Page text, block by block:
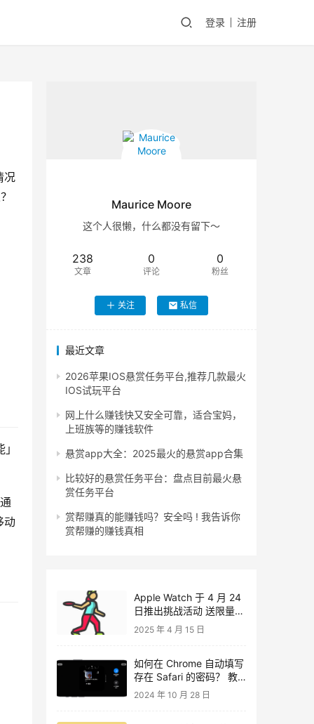
登录 注册
况
动
Maurice Moore
这个人很懒，什么都没有留下～
238
文章
0
评论
0
粉丝
关注 私信
最近文章
2026苹果IOS悬赏任务平台,推荐几款最火
IOS试玩平台
网上什么赚钱快又安全可靠，适合宝妈，
上班族等的赚钱软件
悬赏app大全：2025最火的悬赏app合集
比较好的悬赏任务平台：盘点目前最火悬
赏任务平台
赏帮赚真的能赚钱吗？安全吗 ! 我告诉你
赏帮赚的赚钱真相
Apple Watch 于 4 月 24
日推出挑战活动 送限量数
字奖章、动态贴图
2025 年 4 月 15 日
如何在 Chrome 自动填写
存在 Safari 的密码？ 教
你在 Chrome 同步 Safari
2024 年 10 月 28 日